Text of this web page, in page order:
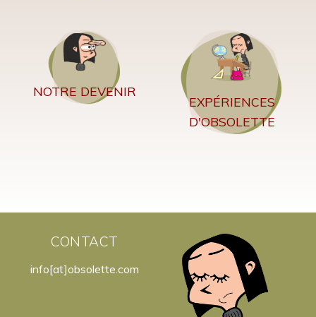
NOTRE DEVENIR
EXPÉRIENCES
D'OBSOLETTE
CONTACT
info[at]obsolette.com